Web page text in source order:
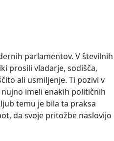
parlamentov. V številnih
prosili vladarje, sodišča,
ali usmiljenje. Ti pozivi v
imeli enakih političnih
temu je bila ta praksa
da svoje pritožbe naslovijo